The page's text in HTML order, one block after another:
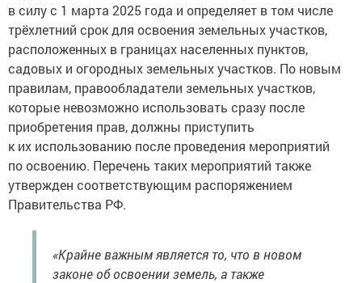
в силу с 1 марта 2025 года и определяет в том числе
трёхлетний срок для освоения земельных участков,
расположенных в границах населенных пунктов,
садовых и огородных земельных участков. По новым
правилам, правообладатели земельных участков,
которые невозможно использовать сразу после
приобретения прав, должны приступить
к их использованию после проведения мероприятий
по освоению. Перечень таких мероприятий также
утвержден соответствующим распоряжением
Правительства РФ.
«Крайне важным является то, что в новом
законе об освоении земель, а также